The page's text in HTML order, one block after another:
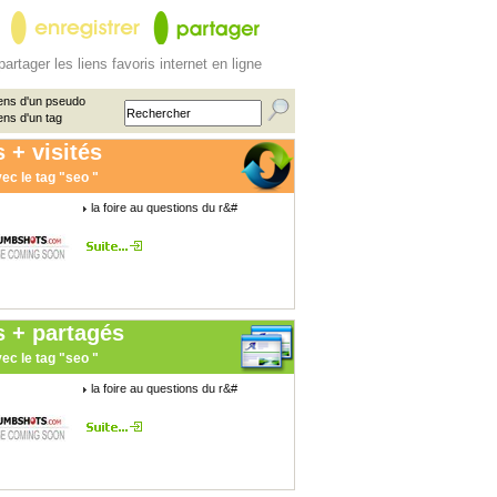
les liens favoris internet en ligne
d'un pseudo
d'un tag
+ visités
le tag "seo "
la foire au questions du r&#
+ partagés
le tag "seo "
la foire au questions du r&#